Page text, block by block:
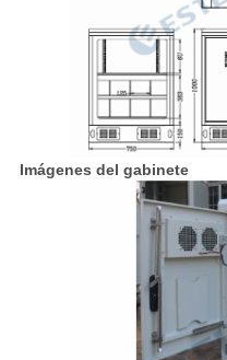
Imágenes del gabinete